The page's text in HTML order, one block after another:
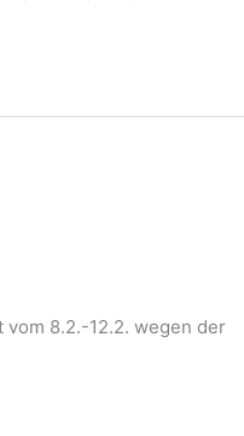
8.2.-12.2. wegen der